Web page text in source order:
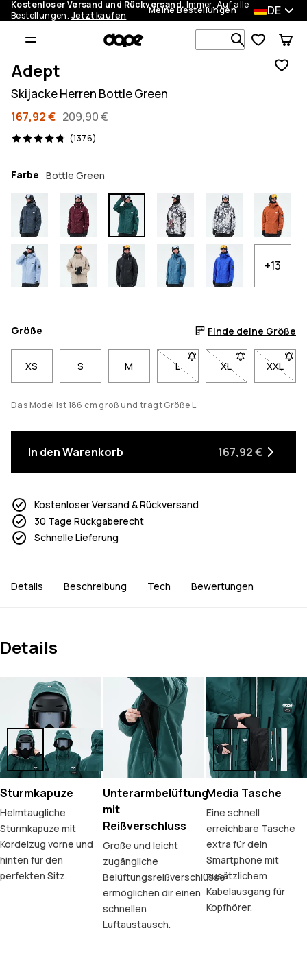
Kostenloser Versand und Rückversand. Immer. Auf alle
Bestellungen. Jetzt kaufen Meine Bestellungen DE
Adept
Skijacke Herren Bottle Green
167,92 € 209,90 €
(1376)
1376 Reviews, 4.8/5
Farbe Bottle Green
+13
Größe Finde deine Größe
XS S M L- Größe L nicht verfügbar.
XL- Größe XL nicht
XXL
-
Das Model ist 186 cm groß und trägt Größe L.
In den Warenkorb 167,92 €
Kostenloser Versand & Rückversand
30 Tage Rückgaberecht
Schnelle Lieferung
Details Beschreibung Tech Bewertungen
Details
Sturmkapuze
Helmtaugliche
Sturmkapuze mit
Kordelzug vorne und
hinten für den
perfekten Sitz.
Unterarmbelüftung
mit
Reißverschluss
Große und leicht
zugängliche
Belüftungsreißverschlüsse
ermöglichen dir einen
schnellen
Luftaustausch.
Media Tasche
Eine schnell
erreichbare Tasche
extra für dein
Smartphone mit
zusätzlichem
Kabelausgang für
Kopfhörer.